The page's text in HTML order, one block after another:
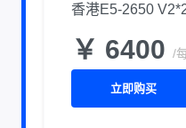
香港E5-2650
￥ 6400 /
立即购买